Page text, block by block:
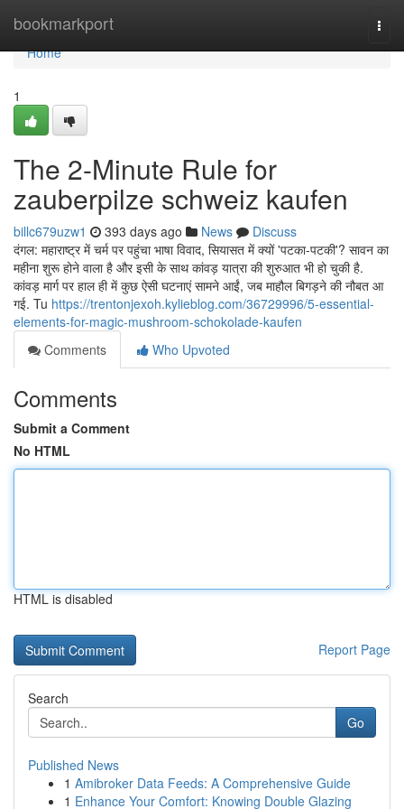
bookmarkport
Home
Home
1
The 2-Minute Rule for
zauberpilze schweiz kaufen
billc679uzw1 393 days ago News
Discuss
दंगल: महाराष्ट्र में चर्म पर पहुंचा भाषा विवाद, सियासत में क्यों 'पटका-पटकी'? सावन का
महीना शुरू होने वाला है और इसी के साथ कांवड़ यात्रा की शुरुआत भी हो चुकी है.
कांवड़ मार्ग पर हाल ही में कुछ ऐसी घटनाएं सामने आईं, जब माहौल बिगड़ने की नौबत आ
गई. Tu https://trentonjexoh.kylieblog.com/36729996/5-essential-
elements-for-magic-mushroom-schokolade-kaufen
Comments
Who Upvoted
Comments
Submit a Comment
No HTML
HTML is disabled
Report Page
Search
Go
Published News
1 Amibroker Data Feeds: A Comprehensive Guide
1 Enhance Your Comfort: Knowing Double Glazing